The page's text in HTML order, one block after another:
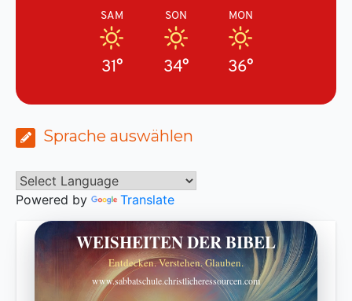
SAM
31°
SON
34°
MON
36°
Sprache auswählen
Powered by Translate
WEISHEITEN DER BIBEL
Entdecken. Verstehen. Glauben.
www.sabbatschule.christlicheressourcen.com